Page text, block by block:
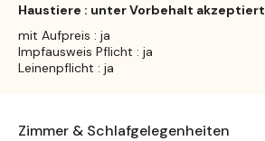
Haustiere : unter Vorbehalt akzeptiert
mit Aufpreis : ja
Impfausweis Pflicht : ja
Leinenpflicht : ja
Zimmer & Schlafgelegenheiten